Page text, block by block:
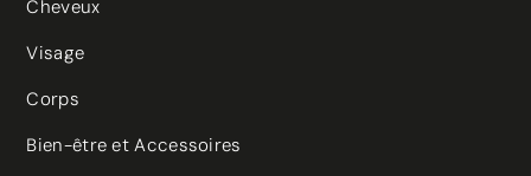
Cheveux
Visage
Corps
Bien-être et Accessoires